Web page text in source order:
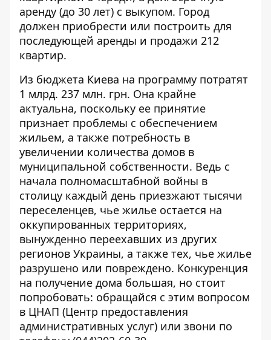
аренду (до 30 лет) с выкупом. Город
должен приобрести или построить для
последующей аренды и продажи 212
квартир.
Из бюджета Киева на программу потратят
1 млрд. 237 млн. грн. Она крайне
актуальна, поскольку ее принятие
признает проблемы с обеспечением
жильем, а также потребность в
увеличении количества домов в
муниципальной собственности. Ведь с
начала полномасштабной войны в
столицу каждый день приезжают тысячи
переселенцев, чье жилье остается на
оккупированных территориях,
вынужденно переехавших из других
регионов Украины, а также тех, чье жилье
разрушено или повреждено. Конкуренция
на получение дома большая, но стоит
попробовать: обращайся с этим вопросом
в ЦНАП (Центр предоставления
административных услуг) или звони по